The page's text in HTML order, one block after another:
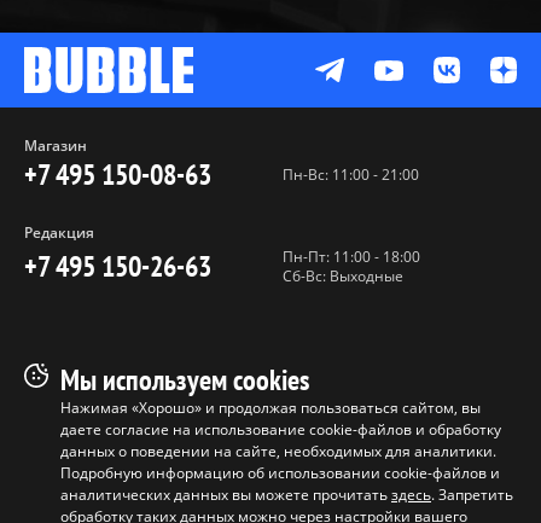
Магазин
+7 495 150-08-63 Пн-Вс: 11:00 - 21:00
Редакция
+7 495 150-26-63
Пн-Пт: 11:00 - 18:00
Сб-Вс: Выходные
Пользовательское соглашение
Политика конфиденциальности
Программа лояльности
Условия продажи продукции
Мы используем cookies
Нажимая «Хорошо» и продолжая пользоваться сайтом, вы
даете согласие на использование cookie-файлов и обработку
данных о поведении на сайте, необходимых для аналитики.
Подробную информацию об использовании cookie-файлов и
аналитических данных вы можете прочитатьздесь. Запретить
обработку таких данных можно через настройки вашего